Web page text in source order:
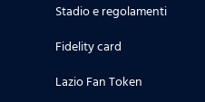
Stadio e regolamenti
Fidelity card
Lazio Fan Token